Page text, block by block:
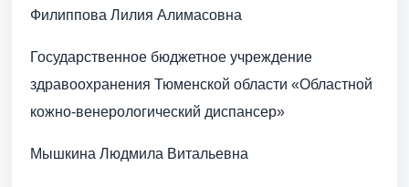
Филиппова Лилия Алимасовна
Государственное бюджетное учреждение
здравоохранения Тюменской области «Областной
кожно-венерологический диспансер»
Мышкина Людмила Витальевна